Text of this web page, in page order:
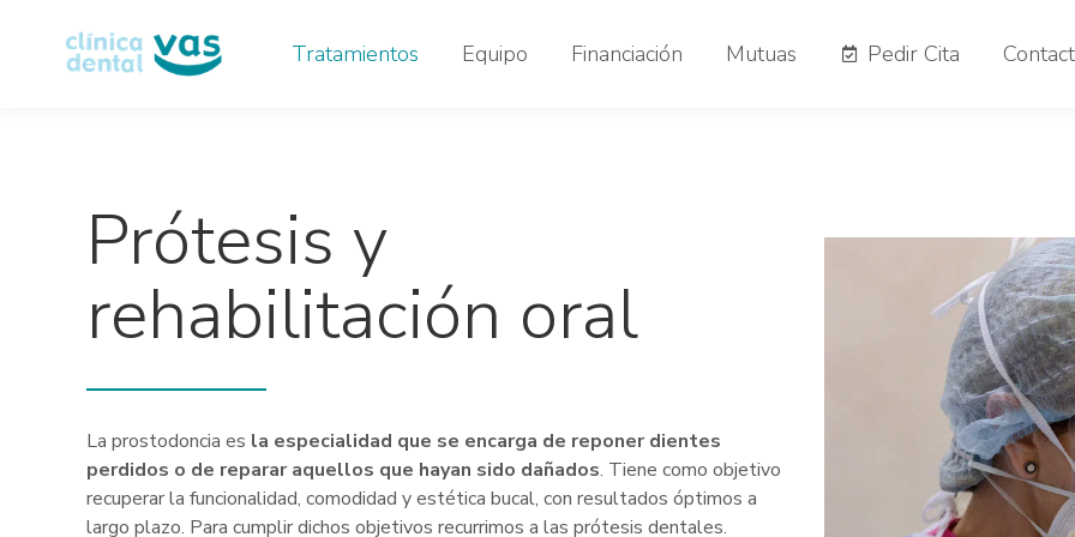
Tratamientos Equipo Financiación Mutuas Pedir Cita
Prótesis y
rehabilitación oral
La prostodoncia es la especialidad que se encarga de reponer dientes
perdidos o de reparar aquellos que hayan sido dañados. Tiene como objetivo
recuperar la funcionalidad, comodidad y estética bucal, con resultados óptimos a
largo plazo. Para cumplir dichos objetivos recurrimos a las prótesis dentales.